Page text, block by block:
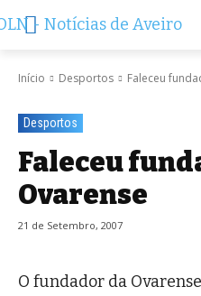
Início Desportos Faleceu
Desportos
Faleceu
Ovarense
21 de Setembro, 2007
O fundador da Ovarense